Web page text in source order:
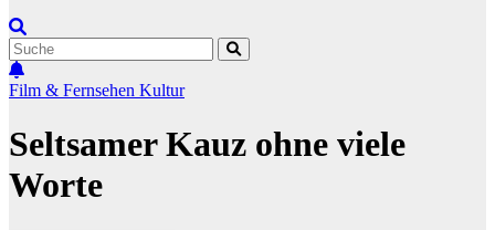
Film & Fernsehen Kultur
Seltsamer Kauz ohne viele
Worte